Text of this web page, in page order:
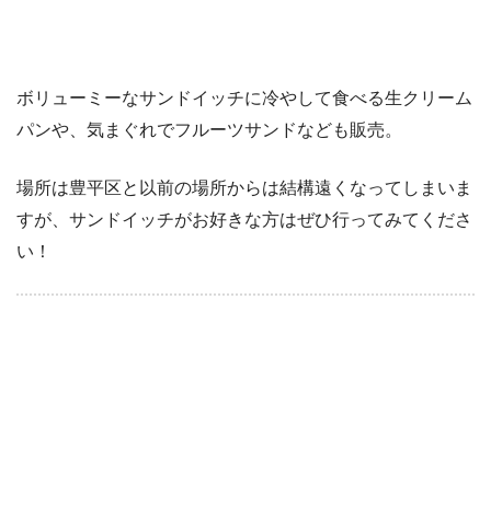
ボリューミーなサンドイッチに冷やして食べる生クリーム
パンや、気まぐれでフルーツサンドなども販売。
場所は豊平区と以前の場所からは結構遠くなってしまいま
すが、サンドイッチがお好きな方はぜひ行ってみてくださ
い！